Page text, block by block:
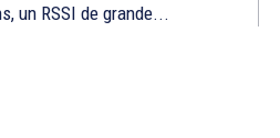
un RSSI de grande...